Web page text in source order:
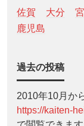
佐賀 大分
鹿児島
過去の投稿
2010年10月か
https://kaiten-